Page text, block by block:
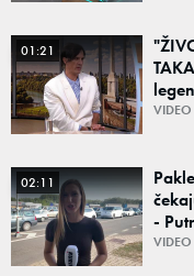
01:21
VIDEO
02:11
-
VIDEO